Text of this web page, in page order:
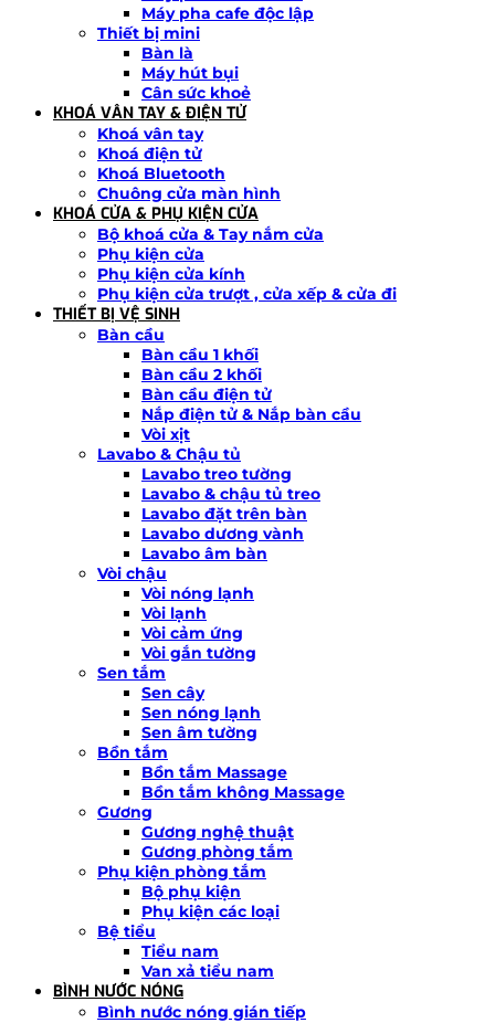
Máy pha cafe độc lập
Thiết bị mini
Bàn là
Máy hút bụi
Cân sức khoẻ
KHOÁ VÂN TAY & ĐIỆN TỬ
Khoá vân tay
Khoá điện tử
Khoá Bluetooth
Chuông cửa màn hình
KHOÁ CỬA & PHỤ KIỆN CỬA
Bộ khoá cửa & Tay nắm cửa
Phụ kiện cửa
Phụ kiện cửa kính
Phụ kiện cửa trượt , cửa xếp & cửa đi
THIẾT BỊ VỆ SINH
Bàn cầu
Bàn cầu 1 khối
Bàn cầu 2 khối
Bàn cầu điện tử
Nắp điện tử & Nắp bàn cầu
Vòi xịt
Lavabo & Chậu tủ
Lavabo treo tường
Lavabo & chậu tủ treo
Lavabo đặt trên bàn
Lavabo dương vành
Lavabo âm bàn
Vòi chậu
Vòi nóng lạnh
Vòi lạnh
Vòi cảm ứng
Vòi gắn tường
Sen tắm
Sen cây
Sen nóng lạnh
Sen âm tường
Bồn tắm
Bồn tắm Massage
Bồn tắm không Massage
Gương
Gương nghệ thuật
Gương phòng tắm
Phụ kiện phòng tắm
Bộ phụ kiện
Phụ kiện các loại
Bệ tiểu
Tiểu nam
Van xả tiểu nam
BÌNH NƯỚC NÓNG
Bình nước nóng gián tiếp